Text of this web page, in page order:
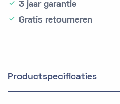
3 jaar garantie
Gratis retourneren
Productspecificaties